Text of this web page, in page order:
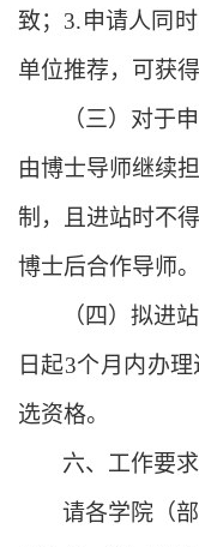
致；3.申请人同
单位推荐，可获
（三）对于
由博士导师继续
制 ，且进站时不
博士后合作导师。
（ 四 ）拟进
日起3个月内办
选资格。
六、工作要求
请各学院（